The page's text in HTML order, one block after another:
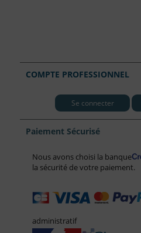
COMPTE PROFESSIONNEL
Se connecter
Paiement Sécurisé
Nous avons choisi la banque
la sécurité de votre paiement.
administratif